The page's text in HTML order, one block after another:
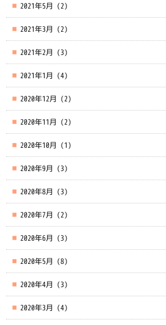
2021年5月 (2)
2021年3月 (2)
2021年2月 (3)
2021年1月 (4)
2020年12月 (2)
2020年11月 (2)
2020年10月 (1)
2020年9月 (3)
2020年8月 (3)
2020年7月 (2)
2020年6月 (3)
2020年5月 (8)
2020年4月 (3)
2020年3月 (4)